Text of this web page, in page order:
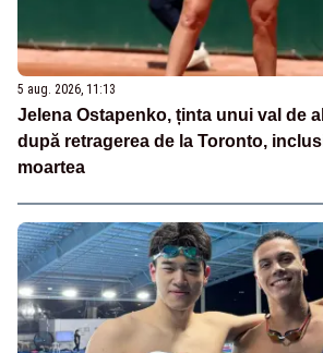
5 aug. 2026, 11:13
Jelena Ostapenko, ținta unui val de
după retragerea de la Toronto,
moartea